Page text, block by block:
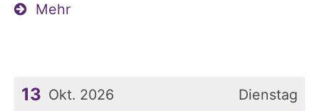
Mehr
Dienstag
13 Okt. 2026